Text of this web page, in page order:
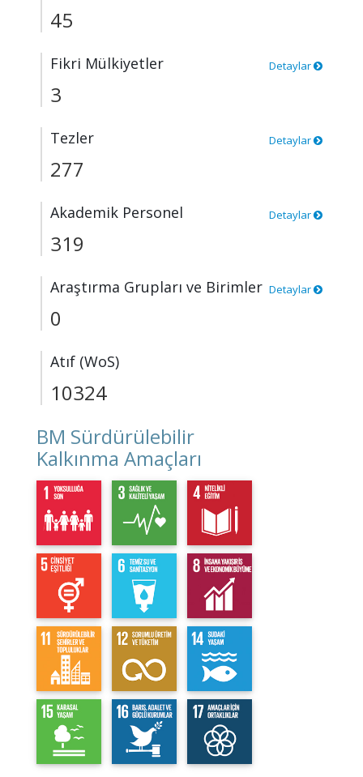
45
Fikri Mülkiyetler Detaylar
3
Tezler Detaylar
277
Akademik Personel Detaylar
319
Araştırma Grupları ve Birimler Detaylar
0
Atıf (WoS)
10324
BM Sürdürülebilir
Kalkınma Amaçları